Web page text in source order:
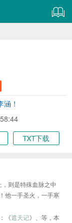
！
TXT下载
，则是特殊血脉之中
他一手圣火，一手寒
《遮天记》、等，本